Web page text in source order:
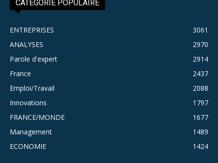
CATÉGORIE POPULAIRE
ENTREPRISES
3061
ANALYSES
2970
Parole d'expert
2914
France
2437
Emploi/Travail
2088
Innovations
1797
FRANCE/MONDE
1677
Management
1489
ECONOMIE
1424